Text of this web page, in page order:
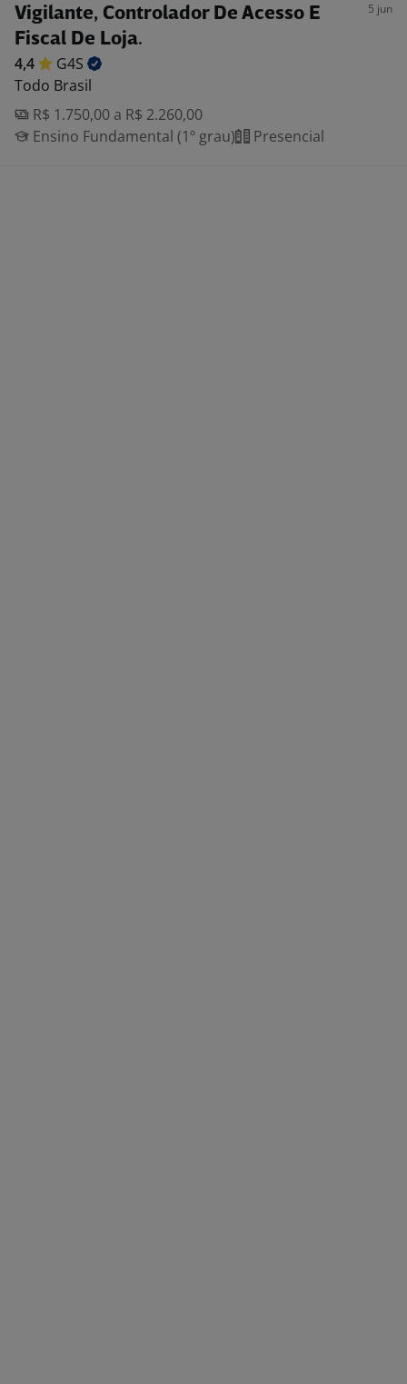
Vigilante, Controlador De Acesso E
Fiscal De Loja.
5 jun
4,4
G4S
Todo Brasil
R$ 1.750,00 a R$ 2.260,00
Ensino Fundamental (1º grau)
Presencial